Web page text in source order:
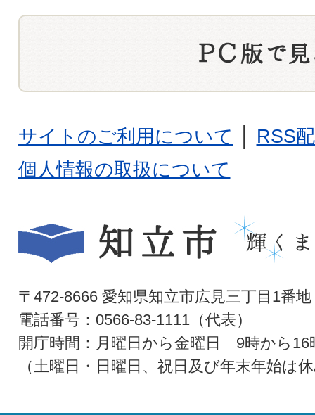
サイトのご利用について
RSS
個人情報の取扱について
〒472-8666 愛知県知立市広見三丁目1番地
電話番号：0566-83-1111（代表）
開庁時間：月曜日から金曜日 9時から16
（土曜日・日曜日、祝日及び年末年始は